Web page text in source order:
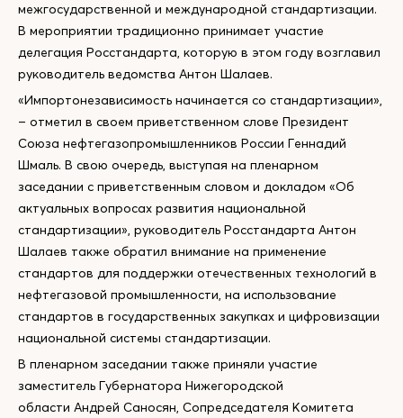
межгосударственной и международной стандартизации.
В мероприятии традиционно принимает участие
делегация Росстандарта, которую в этом году возглавил
руководитель ведомства Антон Шалаев.
«Импортонезависимость начинается со стандартизации»,
– отметил в своем приветственном слове Президент
Союза нефтегазопромышленников России Геннадий
Шмаль. В свою очередь, выступая на пленарном
заседании с приветственным словом и докладом «Об
актуальных вопросах развития национальной
стандартизации», руководитель Росстандарта Антон
Шалаев также обратил внимание на применение
стандартов для поддержки отечественных технологий в
нефтегазовой промышленности, на использование
стандартов в государственных закупках и цифровизации
национальной системы стандартизации.
В пленарном заседании также приняли участие
заместитель Губернатора Нижегородской
области Андрей Саносян, Сопредседателя Комитета